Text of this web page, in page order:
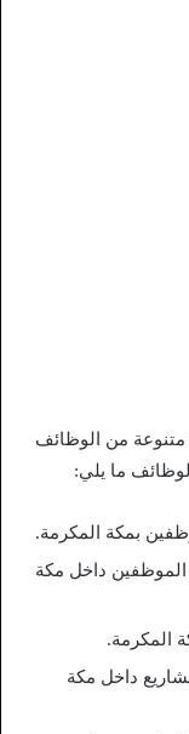
متنوعة من الوظائف
بمكة المكرمة.
الموظفين داخل مكة
المكرمة.
داخل مكة